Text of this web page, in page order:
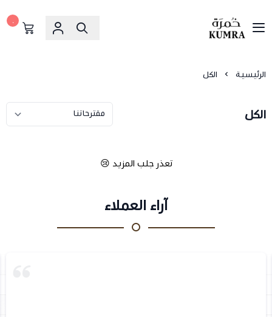
خمرة
٠
الرئيسية الكل
الكل
تعذر جلب المزيد 😢
آراء العملاء